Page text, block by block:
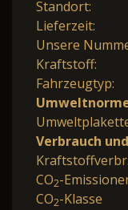
Standort:
Lieferzeit:
Unsere
Kraftstoff:
Fahrzeugtyp:
Verbrauch
CO2-
CO2-Klasse